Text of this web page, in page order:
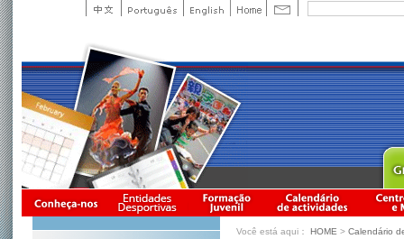
Você está aqui： HOME > Calendário